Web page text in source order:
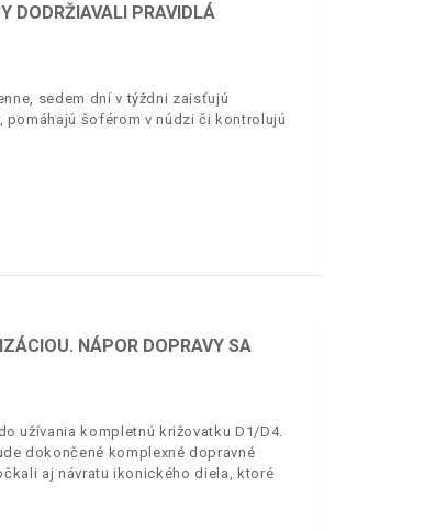
DODRŽIAVALI PRAVIDLÁ
sedem dní v týždni zaisťujú
šoférom v núdzi či kontrolujú
NÁPOR DOPRAVY SA
užívania kompletnú križovatku D1/D4.
dokončené komplexné dopravné
aj návratu ikonického diela, ktoré